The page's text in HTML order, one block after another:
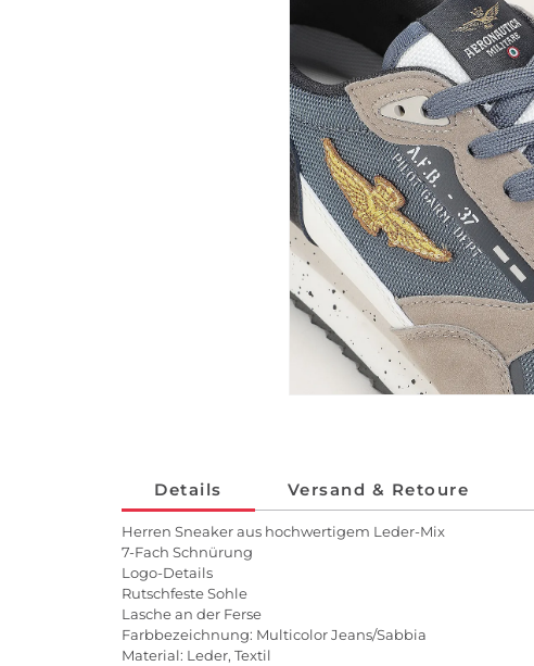
Details Versand & Retoure
Herren Sneaker aus hochwertigem Leder-Mix
7-Fach Schnürung
Logo-Details
Rutschfeste Sohle
Lasche an der Ferse
Farbbezeichnung: Multicolor Jeans/Sabbia
Material: Leder, Textil